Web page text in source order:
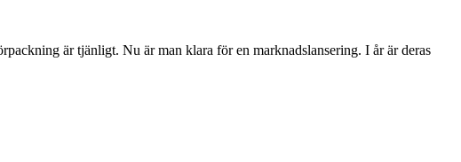
är tjänligt. Nu är man klara för en marknadslansering. I år är deras